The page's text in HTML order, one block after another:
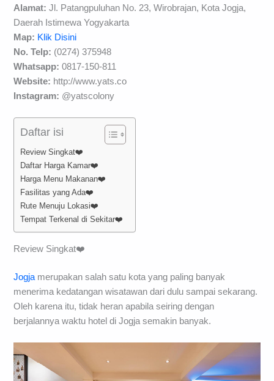
Alamat:Jl. Patangpuluhan No. 23, Wirobrajan, Kota Jogja,
Daerah Istimewa Yogyakarta
Map: Klik Disini
No. Telp: (0274) 375948
Whatsapp:0817-150-811
Website: http://www.yats.co
Instagram: @yatscolony
Daftar isi
Review Singkat❤️
Daftar Harga Kamar❤️
Harga Menu Makanan❤️
Fasilitas yang Ada❤️
Rute Menuju Lokasi❤️
Tempat Terkenal di Sekitar❤️
Review Singkat❤️
Jogja merupakan salah satu kota yang paling banyak
menerima kedatangan wisatawan dari dulu sampai sekarang.
Oleh karena itu, tidak heran apabila seiring dengan
berjalannya waktu hotel di Jogja semakin banyak.